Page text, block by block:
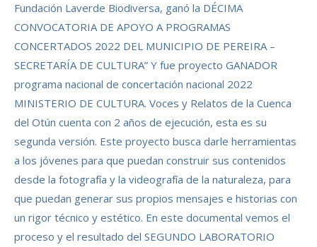
Fundación Laverde Biodiversa, ganó la DÉCIMA
CONVOCATORIA DE APOYO A PROGRAMAS
CONCERTADOS 2022 DEL MUNICIPIO DE PEREIRA –
SECRETARÍA DE CULTURA” Y fue proyecto GANADOR
programa nacional de concertación nacional 2022
MINISTERIO DE CULTURA. Voces y Relatos de la Cuenca
del Otún cuenta con 2 años de ejecución, esta es su
segunda versión. Este proyecto busca darle herramientas
a los jóvenes para que puedan construir sus contenidos
desde la fotografía y la videografía de la naturaleza, para
que puedan generar sus propios mensajes e historias con
un rigor técnico y estético. En este documental vemos el
proceso y el resultado del SEGUNDO LABORATORIO